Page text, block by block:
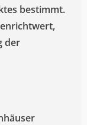
bestimmt.
der